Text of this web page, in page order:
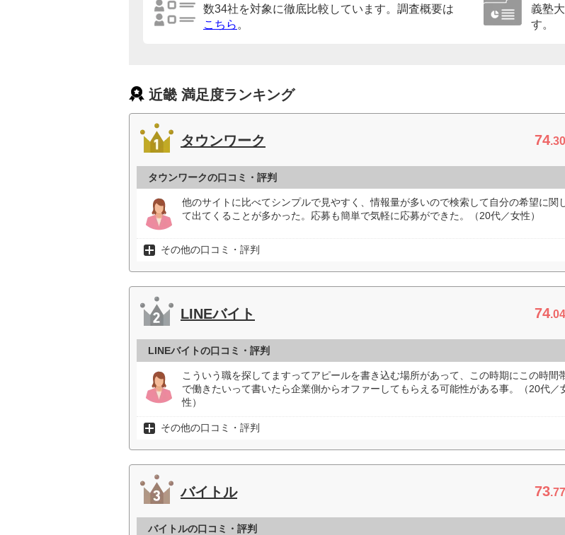
数34社を対象に徹底比較しています。調査概要は
こちら 。
義塾
す。
近畿 満足度ランキング
タウンワーク 74.30
タウンワークの口コミ・評判
他のサイトに比べてシンプルで見やすく、情報量が多いので検索して自分の希望に関
て出てくることが多かった。応募も簡単で気軽に応募ができた。（20代／女性）
その他の口コミ・評判
LINEバイト 74.04
LINEバイトの口コミ・評判
こういう職を探してますってアピールを書き込む場所があって、この時期にこの時間
で働きたいって書いたら企業側からオファーしてもらえる可能性がある事。（20代／
性）
その他の口コミ・評判
バイトル 73.77
バイトルの口コミ・評判